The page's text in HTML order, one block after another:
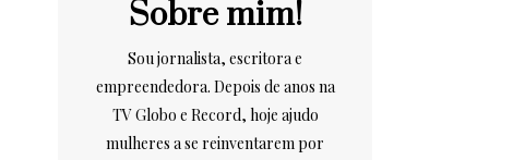
Sobre mim!
Sou jornalista, escritora e
empreendedora. Depois de anos na
TV Globo e Record, hoje ajudo
mulheres a se reinventarem por